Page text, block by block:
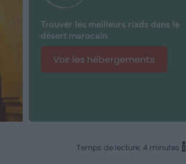
Trouver les meilleurs riads dans le
désert marocain
Voir les hébergements
Temps de lecture: 4 minutes